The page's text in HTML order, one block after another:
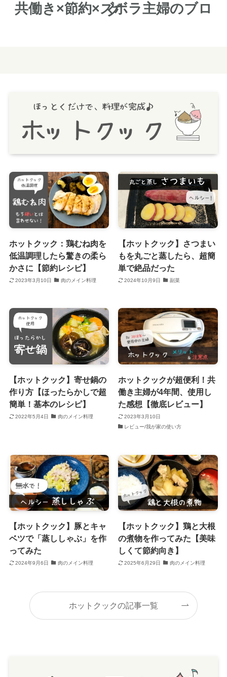
共働き×節約×ズボラ主婦のブロ
グ
ホットクック：鶏むね肉を
低温調理したら驚きの柔ら
かさに【節約レシピ】
2023年3月10日 肉のメイン料理
【ホットクック】さつまい
もを丸ごと蒸したら、超簡
単で絶品だった
2024年10月9日 副菜
【ホットクック】寄せ鍋の
作り方【ほったらかしで超
簡単！基本のレシピ】
2022年5月4日 肉のメイン料理
ホットクックが超便利！共
働き主婦が4年間、使用し
た感想【徹底レビュー】
2023年3月10日
レビュー/我が家の使い方
【ホットクック】豚とキャ
ベツで「蒸ししゃぶ」を作
ってみた
2024年9月6日 肉のメイン料理
【ホットクック】鶏と大根
の煮物を作ってみた【美味
しくて節約向き】
2025年6月29日 肉のメイン料理
ホットクックの記事一覧